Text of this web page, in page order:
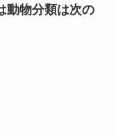
動物分類は次の